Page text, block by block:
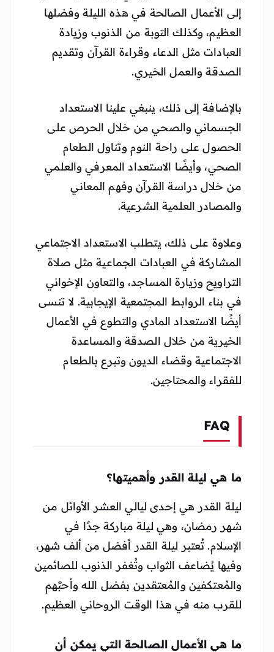
إلى الأعمال الصالحة في هذه الليلة وفضلها
العظيم، وكذلك التوبة من الذنوب وزيادة
العبادات مثل الدعاء وقراءة القرآن وتقديم
الصدقة والعمل الخيري.
بالإضافة إلى ذلك، ينبغي علينا الاستعداد
الجسماني والصحي من خلال الحرص على
الحصول على راحة النوم وتناول الطعام
الصحي، وأيضًا الاستعداد المعرفي والعلمي
من خلال دراسة القرآن وفهم المعاني
والمصادر العلمية الشرعية.
وعلاوة على ذلك، يتطلب الاستعداد الاجتماعي
المشاركة في العبادات الجماعية مثل صلاة
التراويح وزيارة المساجد، والتعاون الإخواني
في بناء الروابط المجتمعية الإيجابية. لا تنسى
أيضًا الاستعداد المادي والتطوع في الأعمال
الخيرية من خلال الصدقة والمساعدة
الاجتماعية وقضاء الديون وتبرع بالطعام
للفقراء والمحتاجين.
FAQ
ما هي ليلة القدر وأهميتها؟
ليلة القدر هي إحدى ليالي العشر الأوائل من
شهر رمضان، وهي ليلة مباركة جدًا في
الإسلام. تُعتبر ليلة القدر أفضل من ألف شهر،
وفيها يُضاعف الثواب وتُغفر الذنوب للصائمين
والمُعتكفين والمُعتقدين بفضل الله وأحبَّهم
للقرب منه في هذا الوقت الروحاني العظيم.
ما هي الأعمال الصالحة التي يمكن أن